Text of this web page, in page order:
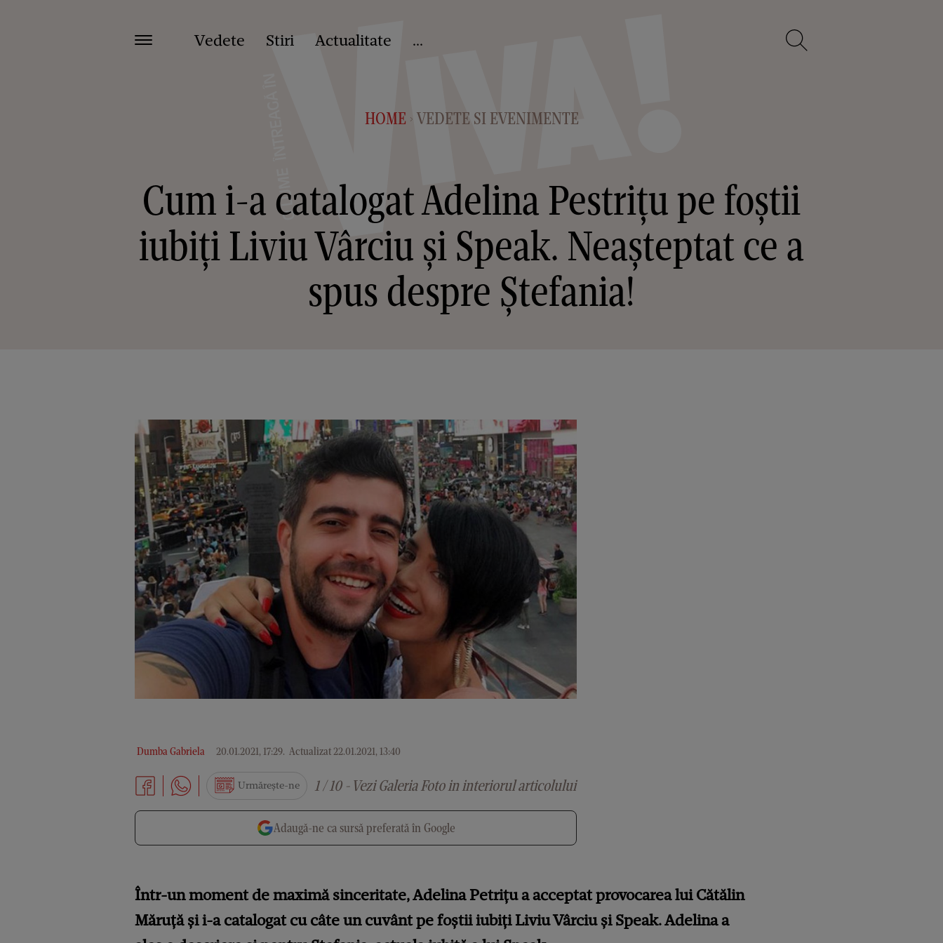
Vedete Stiri Actualitate ...
HOME > VEDETE SI EVENIMENTE
Cum i-a catalogat Adelina Pestrițu pe foștii
iubiți Liviu Vârciu și Speak. Neașteptat ce a
spus despre Ștefania!
Dumba Gabriela 20.01.2021, 17:29. Actualizat 22.01.2021, 13:40
Urmărește-ne 1 / 10 - Vezi Galeria Foto in interiorul articolului
Adaugă-ne ca sursă preferată în Google
Într-un moment de maximă sinceritate, Adelina Petrițu a acceptat provocarea lui Cătălin
Măruță și i-a catalogat cu câte un cuvânt pe foștii iubiți Liviu Vârciu și Speak. Adelina a